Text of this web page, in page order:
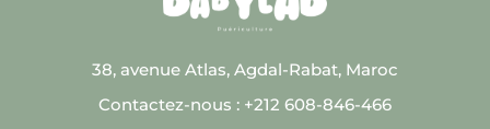
38, avenue Atlas, Agdal-Rabat, Maroc
Contactez-nous : +212 608-846-466